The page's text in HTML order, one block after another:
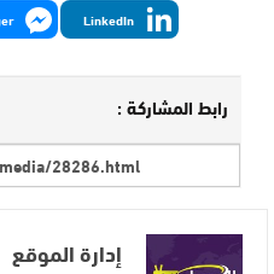
LinkedIn
رابط المشاركة :
إدارة الموقع